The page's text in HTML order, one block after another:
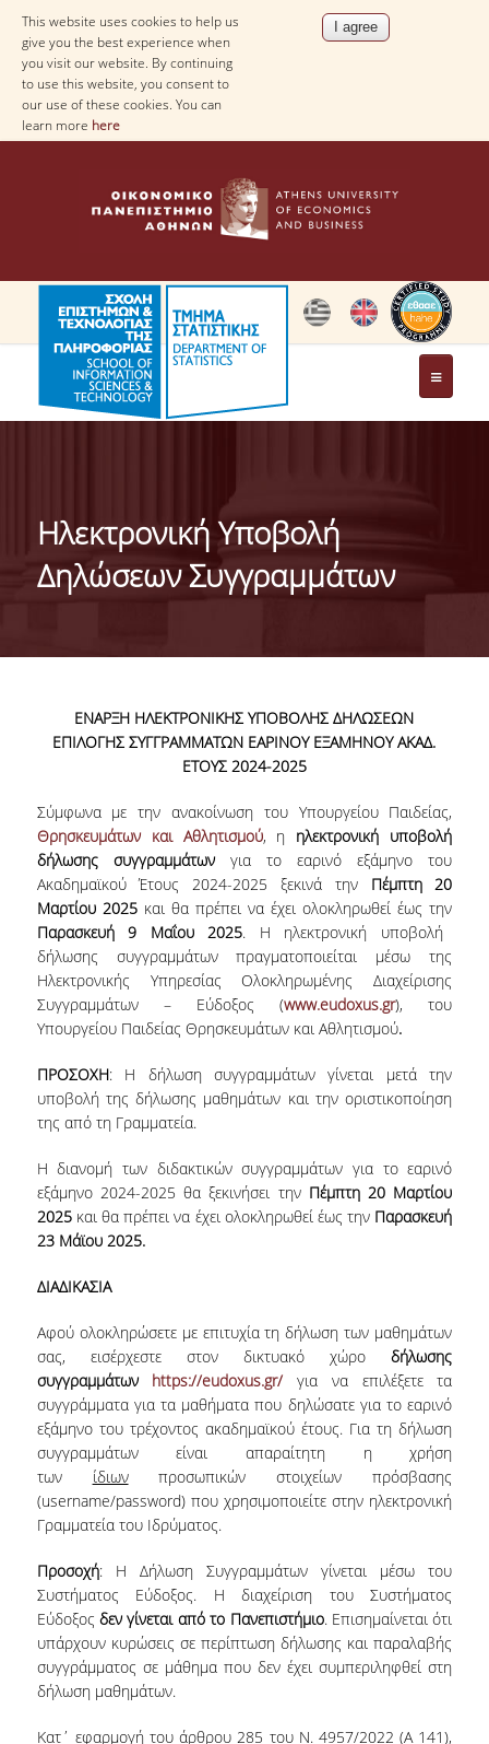
This website uses cookies to help us
give you the best experience when
you visit our website. By continuing
to use this website, you consent to
our use of these cookies. You can
learn more here
THE DEPARTMENT
ADMINISTRATION
DEPARTMENT'S ASSEMBLY
ACADEMIC REPUTATION QS2022:
ACTIONS
LABS
LABORATORY OF APPLIED STATISTICS,
PROBABILITY AND DATA ANALYSIS
LABORATORY OF STATISTICAL
METHODOLOGY
LABORATORY
STOCHASTIC MODELLING AND
APPLICATIONS LABORATORY
COUNSELING
SOCIAL MEDIA
EVENT CALENDAR
ANTONIADOU LAB CALENDAR
SCHOOL OF INFORMATION SCIENCES AND
TECHNOLOGY
FACULTY
RESIDENT FACULTY MEMBERS
SPECIAL TEACHING LABORATORIAL STAFF
SPECIAL TECHNICAL LABORATORIAL STAFF
ADMINISTRATIVE STAFF
Ηλεκτρονική Υποβολή
Δηλώσεων Συγγραμμάτων
ΕΝΑΡΞΗ ΗΛΕΚΤΡΟΝΙΚΗΣ ΥΠΟΒΟΛΗΣ ΔΗΛΩΣΕΩΝ
ΕΠΙΛΟΓΗΣ ΣΥΓΓΡΑΜΜΑΤΩΝ ΕΑΡΙΝΟΥ ΕΞΑΜΗΝΟΥ ΑΚΑΔ.
ΕΤΟΥΣ 2024-2025
Σύμφωνα με την ανακοίνωση του Υπουργείου Παιδείας,
Θρησκευμάτων και Αθλητισμού, η ηλεκτρονική υποβολή
δήλωσης συγγραμμάτωνγια το εαρινό εξάμηνο του
Ακαδημαϊκού Έτους 2024-2025 ξεκινά την Πέμπτη 20
Μαρτίου 2025 και θα πρέπει να έχει ολοκληρωθεί έως την
Παρασκευή 9 Μαΐου 2025. Η ηλεκτρονική υποβολή
δήλωσης συγγραμμάτων πραγματοποιείται μέσω της
Ηλεκτρονικής Υπηρεσίας Ολοκληρωμένης Διαχείρισης
Συγγραμμάτων – Εύδοξος (www.eudoxus.gr), του
Υπουργείου Παιδείας Θρησκευμάτων και Αθλητισμού.
ΠΡΟΣΟΧΗ: Η δήλωση συγγραμμάτων γίνεται μετά την
υποβολή της δήλωσης μαθημάτων και την οριστικοποίηση
της από τη Γραμματεία.
Η διανομή των διδακτικών συγγραμμάτων για το εαρινό
εξάμηνο 2024-2025 θα ξεκινήσει την Πέμπτη 20 Μαρτίου
2025 και θα πρέπει να έχει ολοκληρωθεί έως την Παρασκευή
23 Μάϊου 2025.
ΔΙΑΔΙΚΑΣΙΑ
Αφού ολοκληρώσετε με επιτυχία τη δήλωση των μαθημάτων
σας, εισέρχεστε στον δικτυακό χώροδήλωσης
συγγραμμάτων
https://eudoxus.gr/για να επιλέξετε τα
συγγράμματα για τα μαθήματα που δηλώσατε για το εαρινό
εξάμηνο του τρέχοντος ακαδημαϊκού έτους. Για τη δήλωση
συγγραμμάτων είναι απαραίτητη η χρήση
των ίδιωνπροσωπικών στοιχείων πρόσβασης
(username/password) που χρησιμοποιείτε στην ηλεκτρονική
Γραμματεία του Ιδρύματος.
Προσοχή: Η Δήλωση Συγγραμμάτων γίνεται μέσω του
Συστήματος Εύδοξος. Η διαχείριση του Συστήματος
Εύδοξος δεν γίνεται από το Πανεπιστήμιο. Επισημαίνεται ότι
υπάρχουν κυρώσεις σε περίπτωση δήλωσης και παραλαβής
συγγράμματος σε μάθημα που δεν έχει συμπεριληφθεί στη
δήλωση μαθημάτων.
Κατ΄ εφαρμογή του άρθρου 285 του Ν. 4957/2022 (Α 141),